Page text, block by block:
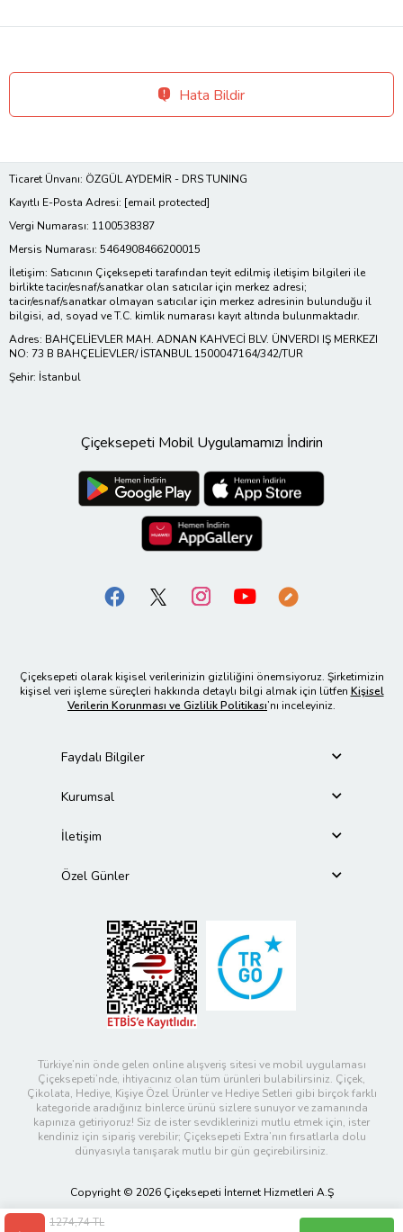
1274,74 TL
Hata Bildir
Ticaret Ünvanı: ÖZGÜL AYDEMİR - DRS TUNING
Kayıtlı E-Posta Adresi: [email protected]
Vergi Numarası: 1100538387
Mersis Numarası: 5464908466200015
İletişim: Satıcının Çiçeksepeti tarafından teyit edilmiş iletişim bilgileri ile
birlikte tacir/esnaf/sanatkar olan satıcılar için merkez adresi;
tacir/esnaf/sanatkar olmayan satıcılar için merkez adresinin bulunduğu il
bilgisi, ad, soyad ve T.C. kimlik numarası kayıt altında bulunmaktadır.
Adres: BAHÇELİEVLER MAH. ADNAN KAHVECİ BLV. ÜNVERDI IŞ MERKEZI
NO: 73 B BAHÇELİEVLER/ İSTANBUL 1500047164/342/TUR
Şehir: İstanbul
Çiçeksepeti Mobil Uygulamamızı İndirin
Çiçeksepeti olarak kişisel verilerinizin gizliliğini önemsiyoruz. Şirketimizin
kişisel veri işleme süreçleri hakkında detaylı bilgi almak için lütfen Kişisel
Verilerin Korunması ve Gizlilik Politikası’nı inceleyiniz.
Faydalı Bilgiler
Kurumsal
İletişim
Özel Günler
Türkiye’nin önde gelen online alışveriş sitesi ve mobil uygulaması
Çiçeksepeti’nde, ihtiyacınız olan tüm ürünleri bulabilirsiniz. Çiçek,
Çikolata, Hediye, Kişiye Özel Ürünler ve Hediye Setleri gibi birçok farklı
kategoride aradığınız binlerce ürünü sizlere sunuyor ve zamanında
kapınıza getiriyoruz! Siz de ister sevdiklerinizi mutlu etmek için, ister
kendiniz için sipariş verebilir; Çiçeksepeti Extra’nın fırsatlarla dolu
dünyasıyla tanışarak mutlu bir gün geçirebilirsiniz.
Copyright © 2026 Çiçeksepeti İnternet Hizmetleri A.Ş